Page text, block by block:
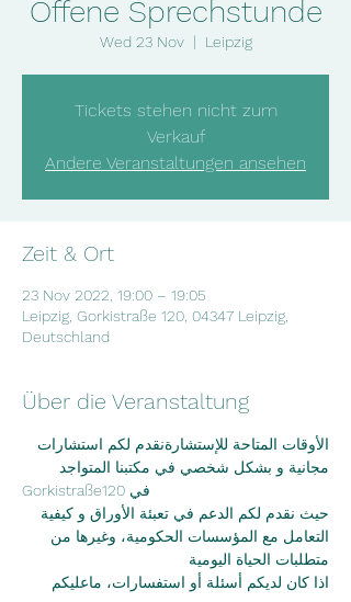
Offene Sprechstunde
Wed 23 Nov
  |
Leipzig
Tickets stehen nicht zum
Verkauf
Andere Veranstaltungen ansehen
Zeit & Ort
23 Nov 2022, 19:00 – 19:05
Leipzig, Gorkistraße 120, 04347 Leipzig,
Deutschland
Über die Veranstaltung
الأوقات المتاحة للإستشارةنقدم لكم استشارات
مجانية و بشكل شخصي في مكتبنا المتواجد
Gorkistraße120 في
حيث نقدم لكم الدعم في تعبئة الأوراق و كيفية
التعامل مع المؤسسات الحكومية، وغيرها من
متطلبات الحياة اليومية
اذا كان لديكم أسئلة أو استفسارات، ماعليكم